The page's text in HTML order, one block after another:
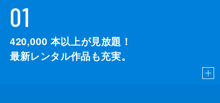
01
420,000 本以上が見放題！
最新レンタル作品も充実。